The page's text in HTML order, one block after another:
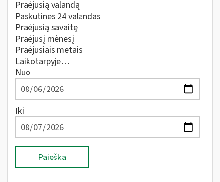
Praėjusią valandą
Paskutines 24 valandas
Praėjusią savaitę
Praėjusį mėnesį
Praėjusiais metais
Laikotarpyje…
Nuo
Iki
Paieška